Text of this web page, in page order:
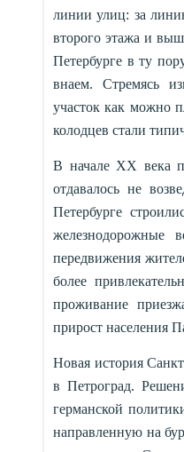
линии улиц: за
второго этажа и
Петербурге в ту
внаем. Стремясь
участок как можно
колодцев стали
В начале XX века
отдавалось не
Петербурге
железнодорожные
передвижения
более
проживание
прирост населения
Новая история
в Петроград.
германской
направленную на